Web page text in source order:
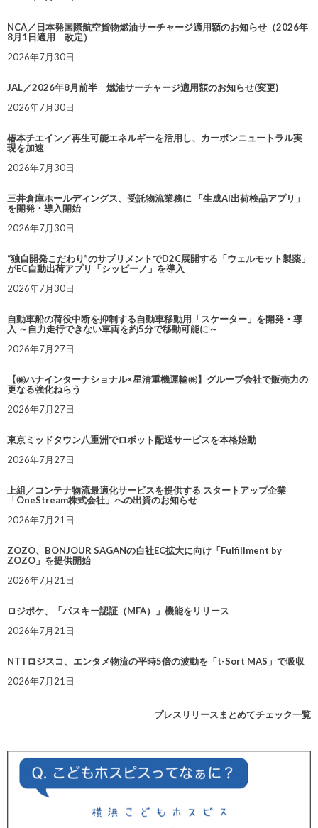
NCA／日本発国際航空貨物燃油サーチャージ適用額のお知らせ（2026年
8月1日適用 改定）
2026年7月30日
JAL／2026年8月前半 燃油サーチャージ適用額のお知らせ(変更)
2026年7月30日
椿本チエイン／再生可能エネルギーを活用し、カーボンニュートラル実
現を加速
2026年7月30日
三井倉庫ホールディングス、受託物流業務に 「生成AI出荷検品アプリ」
を開発・導入開始
2026年7月30日
“独自開発こだわり”のサプリメントでD2C展開する「ウェルモット製薬」
がEC自動出荷アプリ「シッピーノ」を導入
2026年7月30日
自動車船の荷役中断を抑制する自動車移動用「スケーター」を開発・導
入 ～自力走行できない車両を約5分で移動可能に～
2026年7月27日
【㈱ハナインターナショナル×星清重機運輸㈱】グループ会社で販売力の
更なる強化ねらう
2026年7月27日
東京ミッドタウン八重洲でロボット配送サービスを本格始動
2026年7月27日
上組／コンテナ物流最適化サービスを提供する スタートアップ企業
「OneStream株式会社」への出資のお知らせ
2026年7月21日
ZOZO、BONJOUR SAGANの自社EC拡大に向け「Fulfillment by
ZOZO」を提供開始
2026年7月21日
ロジポケ、「パスキー認証（MFA）」機能をリリース
2026年7月21日
NTTロジスコ、エンタメ物流の平時5倍の波動を「t-Sort MAS」で吸収
2026年7月21日
プレスリリースまとめてチェック一覧